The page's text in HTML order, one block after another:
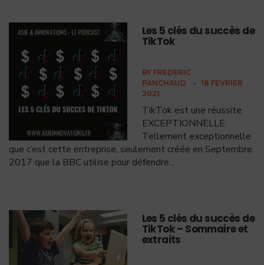
Les 5 clés du succès de
TikTok
BY FREDERIC
PANCHAUD
• 18 FÉVRIER
2021
TikTok est une réussite
EXCEPTIONNELLE.
Tellement exceptionnelle
que c’est cette entreprise, seulement créée en Septembre
2017 que la BBC utilise pour défendre...
Les 5 clés du succès de
TikTok – Sommaire et
extraits